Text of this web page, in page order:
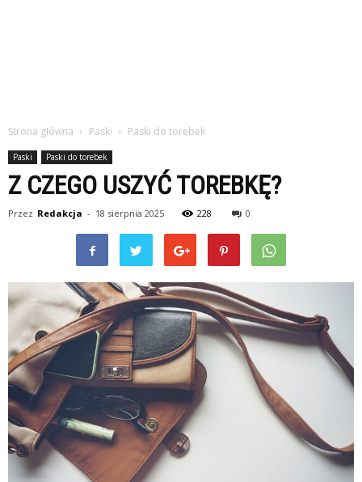
Strona główna Paski Paski do torebek
Paski Paski do torebek
Z CZEGO USZYĆ TOREBKĘ?
Przez Redakcja - 18 sierpnia 2025 228 0